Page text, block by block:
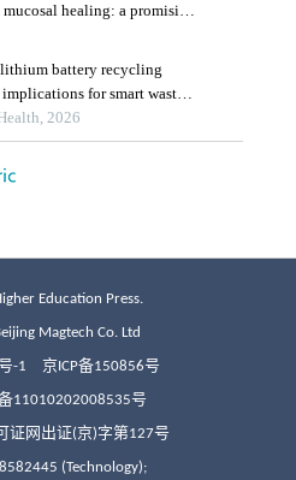
Education Press.
Magtech Co. Ltd
-1 京ICP备150856号
11010202008535号
证网出证(京)字第127号
(Technology);